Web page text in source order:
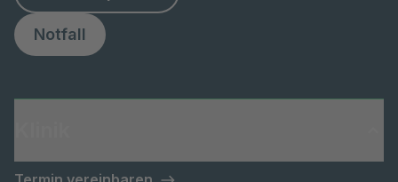
Notfall